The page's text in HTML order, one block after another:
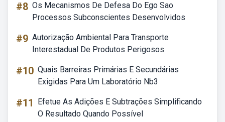
#8 Os Mecanismos De Defesa Do Ego Sao
Processos Subconscientes Desenvolvidos
#9 Autorização Ambiental Para Transporte
Interestadual De Produtos Perigosos
#10 Quais Barreiras Primárias E Secundárias
Exigidas Para Um Laboratório Nb3
#11
Efetue As Adições E Subtrações Simplificando
O Resultado Quando Possível